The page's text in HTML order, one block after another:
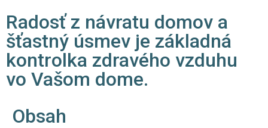
Radosť z návratu domov a
šťastný úsmev je základná
kontrolka zdravého vzduhu
vo Vašom dome.
Obsah